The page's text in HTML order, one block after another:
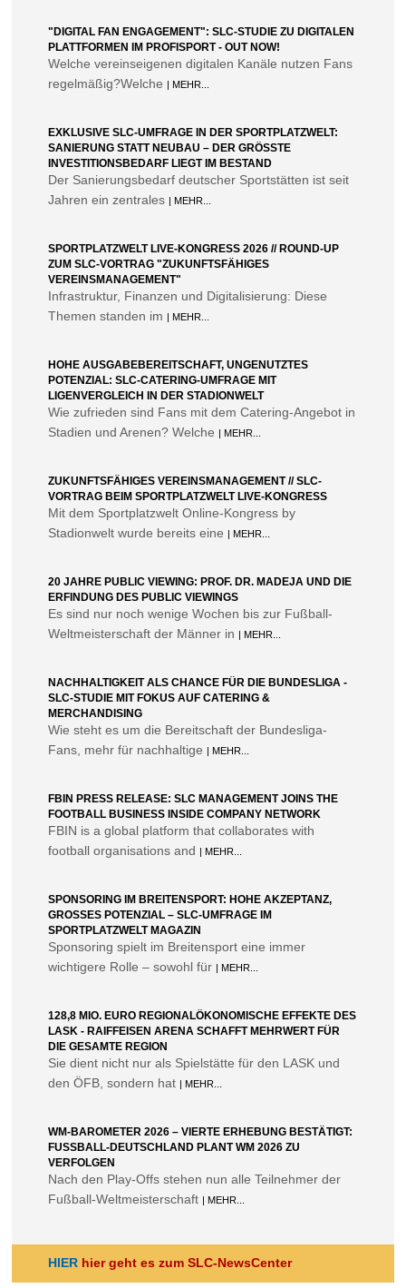
"DIGITAL FAN ENGAGEMENT": SLC-STUDIE ZU DIGITALEN
PLATTFORMEN IM PROFISPORT - OUT NOW!
Welche vereinseigenen digitalen Kanäle nutzen Fans
regelmäßig?Welche | MEHR...
EXKLUSIVE SLC-UMFRAGE IN DER SPORTPLATZWELT:
SANIERUNG STATT NEUBAU – DER GRÖSSTE I
NVESTITIONSBEDARF LIEGT IM BESTAND
Der Sanierungsbedarf deutscher Sportstätten ist seit
Jahren ein zentrales | MEHR...
SPORTPLATZWELT LIVE-KONGRESS 2026 // ROUND-UP
ZUM SLC-VORTRAG "ZUKUNFTSFÄHIGES
VEREINSMANAGEMENT"
Infrastruktur, Finanzen und Digitalisierung: Diese
Themen standen im | MEHR...
HOHE AUSGABEBEREITSCHAFT, UNGENUTZTES
POTENZIAL: SLC-CATERING-UMFRAGE MIT
LIGENVERGLEICH IN DER STADIONWELT
Wie zufrieden sind Fans mit dem Catering-Angebot in
Stadien und Arenen? Welche | MEHR...
ZUKUNFTSFÄHIGES VEREINSMANAGEMENT // SLC-
VORTRAG BEIM SPORTPLATZWELT LIVE-KONGRESS
Mit dem Sportplatzwelt Online-Kongress by
Stadionwelt wurde bereits eine | MEHR...
20 JAHRE PUBLIC VIEWING: PROF. DR. MADEJA UND DIE
ERFINDUNG DES PUBLIC VIEWINGS
Es sind nur noch wenige Wochen bis zur Fußball-
Weltmeisterschaft der Männer in | MEHR...
NACHHALTIGKEIT ALS CHANCE FÜR DIE BUNDESLIGA -
SLC-STUDIE MIT FOKUS AUF CATERING &
MERCHANDISING
Wie steht es um die Bereitschaft der Bundesliga-
Fans, mehr für nachhaltige | MEHR...
FBIN PRESS RELEASE: SLC MANAGEMENT JOINS THE
FOOTBALL BUSINESS INSIDE COMPANY NETWORK
FBIN is a global platform that collaborates with
football organisations and | MEHR...
SPONSORING IM BREITENSPORT: HOHE AKZEPTANZ,
GROSSES POTENZIAL – SLC-UMFRAGE IM S
PORTPLATZWELT MAGAZIN
Sponsoring spielt im Breitensport eine immer
wichtigere Rolle – sowohl für | MEHR...
128,8 MIO. EURO REGIONALÖKONOMISCHE EFFEKTE DES
LASK - RAIFFEISEN ARENA SCHAFFT MEHRWERT FÜR
DIE GESAMTE REGION
Sie dient nicht nur als Spielstätte für den LASK und
den ÖFB, sondern hat | MEHR...
WM-BAROMETER 2026 – VIERTE ERHEBUNG BESTÄTIGT:
FUSSBALL-DEUTSCHLAND PLANT WM 2026 ZU V
ERFOLGEN
Nach den Play-Offs stehen nun alle Teilnehmer der
Fußball-Weltmeisterschaft | MEHR...
HIER hier geht es zum SLC-NewsCenter